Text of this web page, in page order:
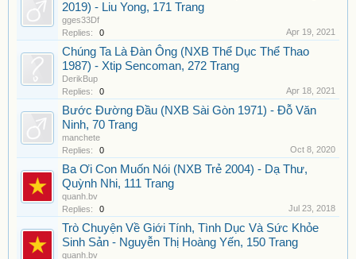
2019) - Liu Yong, 171 Trang
gges33Df
Replies:
0 Apr 19, 2021
Chúng Ta Là Đàn Ông (NXB Thể Dục Thể Thao
1987) - Xtip Sencoman, 272 Trang
DerikBup
Replies:
0 Apr 18, 2021
Bước Đường Đầu (NXB Sài Gòn 1971) - Đỗ Văn
Ninh, 70 Trang
manchete
Replies:
0 Oct 8, 2020
Ba Ơi Con Muốn Nói (NXB Trẻ 2004) - Dạ Thư,
Quỳnh Nhi, 111 Trang
quanh.bv
Replies:
0 Jul 23, 2018
Trò Chuyện Về Giới Tính, Tình Dục Và Sức Khỏe
Sinh Sản - Nguyễn Thị Hoàng Yến, 150 Trang
quanh.bv